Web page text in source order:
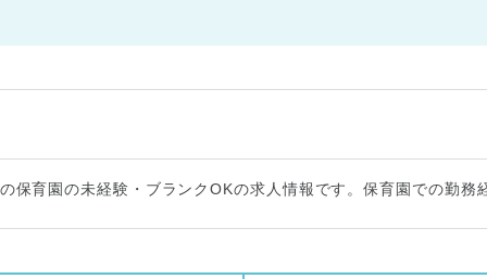
保育園の未経験・ブランクOKの求人情報です。保育園での勤務